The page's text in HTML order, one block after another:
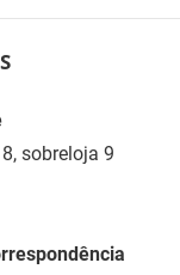
sobreloja 9